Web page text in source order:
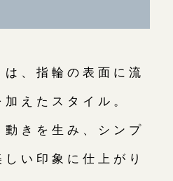
、指輪の表面に流
えたスタイル。
動きを生み、シンプ
い印象に仕上がり
ご予約